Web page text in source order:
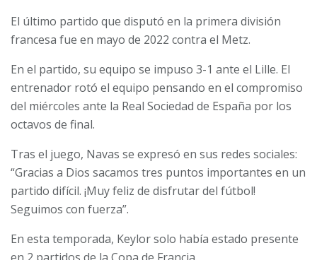
El último partido que disputó en la primera división
francesa fue en mayo de 2022 contra el Metz.
En el partido, su equipo se impuso 3-1 ante el Lille. El
entrenador rotó el equipo pensando en el compromiso
del miércoles ante la Real Sociedad de España por los
octavos de final.
Tras el juego, Navas se expresó en sus redes sociales:
“Gracias a Dios sacamos tres puntos importantes en un
partido difícil. ¡Muy feliz de disfrutar del fútbol!
Seguimos con fuerza”.
En esta temporada, Keylor solo había estado presente